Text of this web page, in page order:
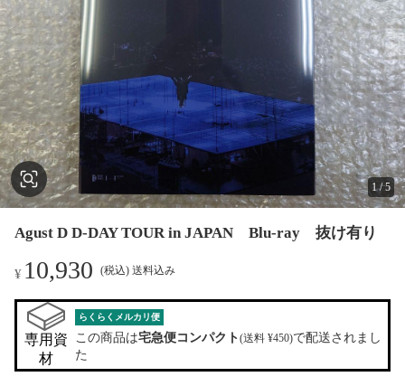
1/5
Agust D D-DAY TOUR in JAPAN Blu-ray 抜け有り
¥ 10,930 (税込) 送料込み
専用資
材
らくらくメルカリ便
この商品は宅急便コンパクト(送料 ¥450)で配送されまし
た